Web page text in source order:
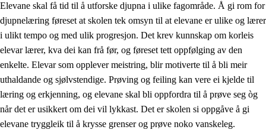
3.5 Profesjonsfellesskap og skoleutvikling
Elevane skal få tid til å utforske djupna i ulike fagområde. Å gi rom for
djupnelæring føreset at skolen tek omsyn til at elevane er ulike og lærer
i ulikt tempo og med ulik progresjon. Det krev kunnskap om korleis
elevar lærer, kva dei kan frå før, og føreset tett oppfølging av den
enkelte. Elevar som opplever meistring, blir motiverte til å bli meir
uthaldande og sjølvstendige. Prøving og feiling kan vere ei kjelde til
læring og erkjenning, og elevane skal bli oppfordra til å prøve seg òg
når det er usikkert om dei vil lykkast. Det er skolen si oppgåve å gi
elevane tryggleik til å krysse grenser og prøve noko vanskeleg.